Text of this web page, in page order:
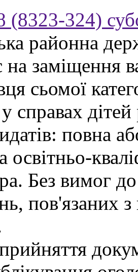
324)
районна
на заміщення
сьомої
справах
повна
освітньо-
Без вимог
пов'язаних